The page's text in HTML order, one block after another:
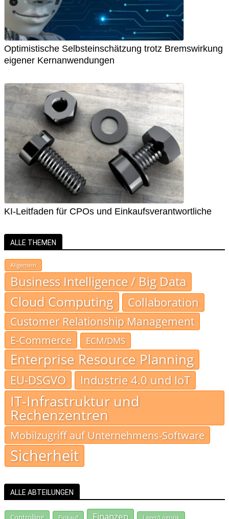
Optimistische Selbsteinschätzung trotz Bremswirkung
eigener Kernanwendungen
KI-Leitfaden für CPOs und Einkaufsverantwortliche
ALLE THEMEN
Allgemein
Business Intelligence / Big Data
Cloud Computing Collaboration
Customer Relationship Management
E-Commerce
ECM/DMS
Enterprise Resource Planning
EU-DSGVO Industrie 4.0 und IoT
IT-Infrastruktur und
Rechenzentren
Mobilzugriff auf Unternehmens-Software
Sicherheit
ALLE ABTEILUNGEN
Controlling Einkauf Finanzen Lager/Logistik